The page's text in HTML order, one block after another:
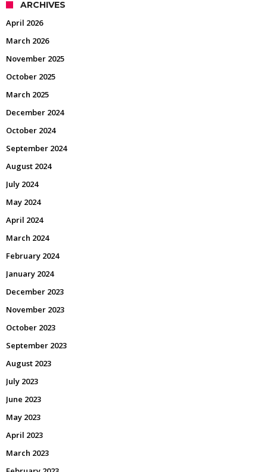
ARCHIVES
April 2026
March 2026
November 2025
October 2025
March 2025
December 2024
October 2024
September 2024
August 2024
July 2024
May 2024
April 2024
March 2024
February 2024
January 2024
December 2023
November 2023
October 2023
September 2023
August 2023
July 2023
June 2023
May 2023
April 2023
March 2023